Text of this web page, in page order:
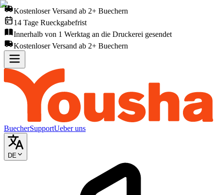
Kostenloser Versand ab 2+ Buechern
14 Tage Rueckgabefrist
Innerhalb von 1 Werktag an die Druckerei gesendet
Kostenloser Versand ab 2+ Buechern
BuecherSupportUeber uns
DE